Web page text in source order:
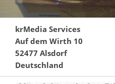
krMedia Services
Auf dem Wirth 10
52477 Alsdorf
Deutschland